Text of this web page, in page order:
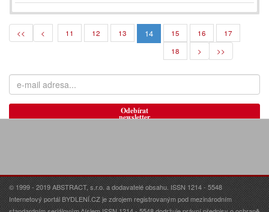
<< < 11 12 13 14 15 16
17
18
> >>
Odebírat
newsletter
© 1999 - 2019 ABSTRACT, s.r.o. a dodavatelé obsahu. ISSN 1214 - 5548
Internetový portál BYDLENÍ.CZ je zdrojem registrovaným pod mezinárodním